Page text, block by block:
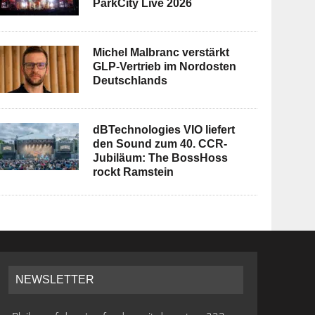
ParkCity Live 2026
Michel Malbranc verstärkt
GLP-Vertrieb im Nordosten
Deutschlands
dBTechnologies VIO liefert
den Sound zum 40. CCR-
Jubiläum: The BossHoss
rockt Ramstein
NEWSLETTER